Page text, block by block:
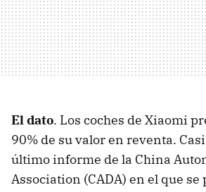
El dato. Los coches de Xiaomi
90% de su valor en reventa.
último informe de la China
Association (CADA) en el que